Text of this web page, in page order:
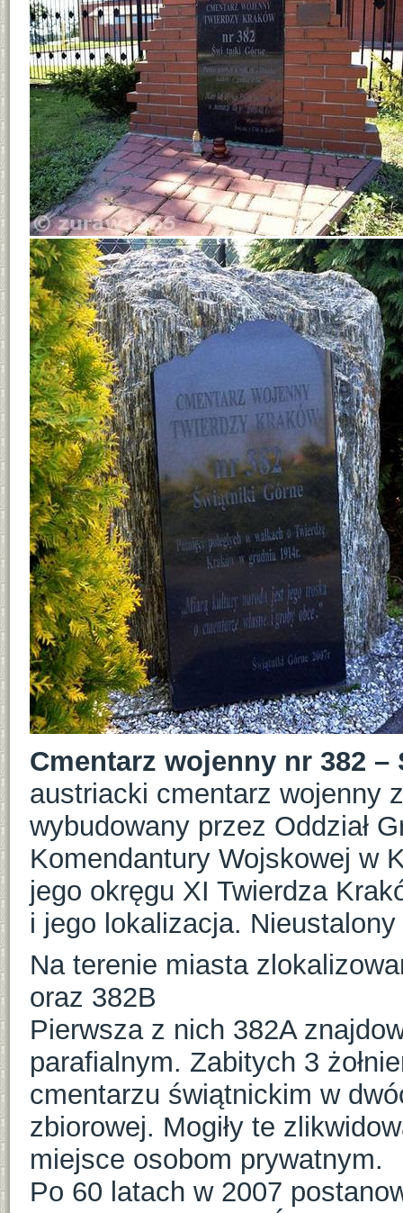
Cmentarz wojenny nr 382
austriacki cmentarz wojenny
wybudowany przez Oddział
Komendantury Wojskowej w
jego okręgu XI Twierdza
i jego lokalizacja.
Na terenie miasta
oraz 382B
Pierwsza z nich 382A
parafialnym. Zabitych 3
cmentarzu świątnickim w
zbiorowej. Mogiły te
miejsce osobom prywatnym.
Po 60 latach w 2007